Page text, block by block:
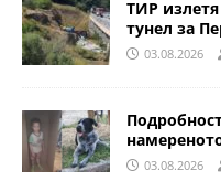
ТИР
тунел за
03.08.2026
03.08.2026